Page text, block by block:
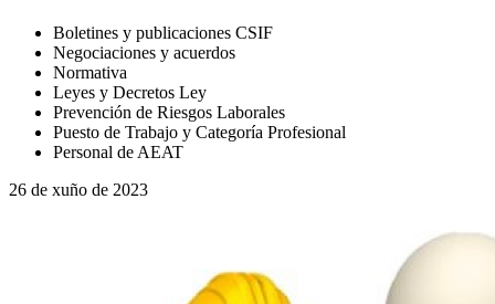
Boletines y publicaciones CSIF
Negociaciones y acuerdos
Normativa
Leyes y Decretos Ley
Prevención de Riesgos Laborales
Puesto de Trabajo y Categoría Profesional
Personal de AEAT
26 de xuño de 2023